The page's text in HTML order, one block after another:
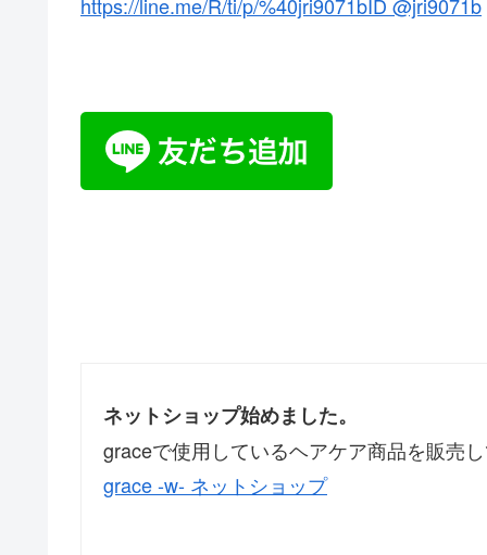
ネットショップ始めました。
graceで使用しているヘアケア商品を販売し
grace -w- ネットショップ